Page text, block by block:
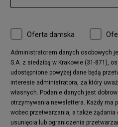
Oferta damska
Administratorem danych osobowych
S.A. z siedzibą w Krakowie (31-871),
udostępnione powyżej dane będą
interesie administratora, za który
własnych. Podanie danych jest
otrzymywania newslettera. Każdy ma
wobec przetwarzania, a także
usunięcia lub ograniczenia